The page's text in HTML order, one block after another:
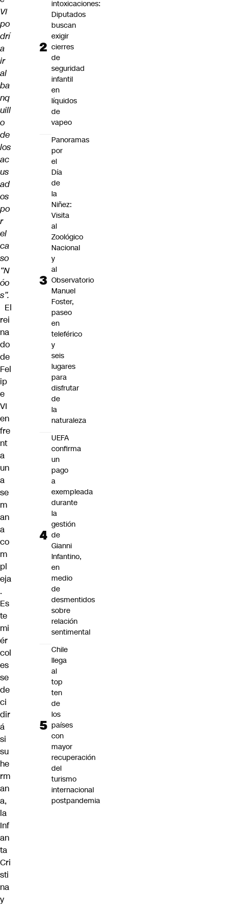
VI
po
drí
a
ir
al
ba
nq
uill
o
de
los
ac
us
ad
os
po
r
el
ca
so
“N
óo
s”.
El
rei
na
do
de
Fel
ip
e
VI
en
fre
nt
a
un
a
se
m
an
a
co
m
pl
eja
.
Es
te
mi
ér
col
es
se
de
ci
dir
á
si
su
he
rm
an
a,
la
Inf
an
ta
Cri
sti
na
y
intoxicaciones:
Diputados
buscan
exigir
cierres
de
seguridad
infantil
en
líquidos
de
vapeo
Panoramas
por
el
Día
de
la
Niñez:
Visita
al
Zoológico
Nacional
y
al
Observatorio
Manuel
Foster,
paseo
en
teleférico
y
seis
lugares
para
disfrutar
de
la
naturaleza
UEFA
confirma
un
pago
a
exempleada
durante
la
gestión
de
Gianni
Infantino,
en
medio
de
desmentidos
sobre
relación
sentimental
Chile
llega
al
top
ten
de
los
países
con
mayor
recuperación
del
turismo
internacional
postpandemia